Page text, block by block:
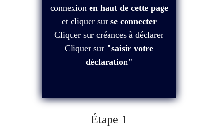
connexion en haut de cette page
et cliquer sur se connecter
Cliquer sur créances à déclarer
Cliquer sur "saisir votre
déclaration"
Étape 1